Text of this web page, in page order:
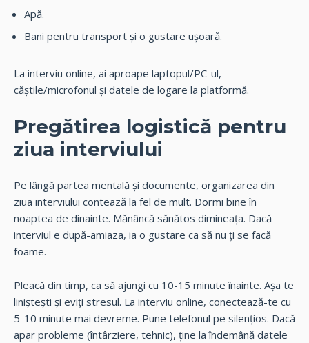
Apă.
Bani pentru transport și o gustare ușoară.
La interviu online, ai aproape laptopul/PC-ul,
căștile/microfonul și datele de logare la platformă.
Pregătirea logistică pentru
ziua interviului
Pe lângă partea mentală și documente, organizarea din
ziua interviului contează la fel de mult. Dormi bine în
noaptea de dinainte. Mănâncă sănătos dimineața. Dacă
interviul e după-amiaza, ia o gustare ca să nu ți se facă
foame.
Pleacă din timp, ca să ajungi cu 10-15 minute înainte. Așa te
liniștești și eviți stresul. La interviu online, conectează-te cu
5-10 minute mai devreme. Pune telefonul pe silențios. Dacă
apar probleme (întârziere, tehnic), ține la îndemână datele